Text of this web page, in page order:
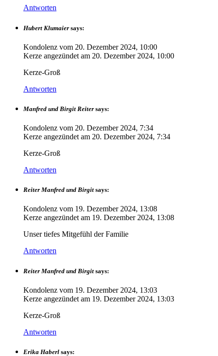
Antworten
Hubert Klumaier says:
Kondolenz vom 20. Dezember 2024, 10:00
Kerze angezündet am 20. Dezember 2024, 10:00
Kerze-Groß
Antworten
Manfred und Birgit Reiter says:
Kondolenz vom 20. Dezember 2024, 7:34
Kerze angezündet am 20. Dezember 2024, 7:34
Kerze-Groß
Antworten
Reiter Manfred und Birgit says:
Kondolenz vom 19. Dezember 2024, 13:08
Kerze angezündet am 19. Dezember 2024, 13:08
Unser tiefes Mitgefühl der Familie
Antworten
Reiter Manfred und Birgit says:
Kondolenz vom 19. Dezember 2024, 13:03
Kerze angezündet am 19. Dezember 2024, 13:03
Kerze-Groß
Antworten
Erika Haberl says: